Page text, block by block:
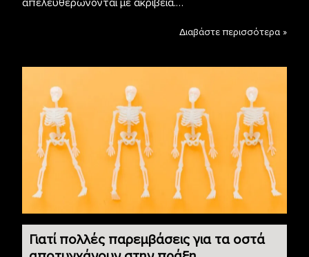
Διαβάστε περισσότερα »
Γιατί πολλές παρεμβάσεις για τα οστά